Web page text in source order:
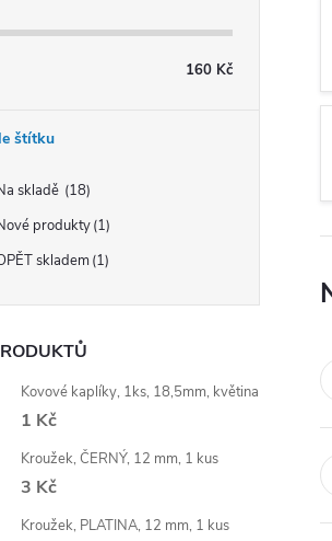
160 Kč
štítku
skladě 18
produkty 1
skladem 1
Kovové kaplíky, 1ks, 18,5mm, květina
1 Kč
Kroužek, ČERNÝ, 12 mm, 1 kus
3 Kč
Kroužek, PLATINA, 12 mm, 1 kus